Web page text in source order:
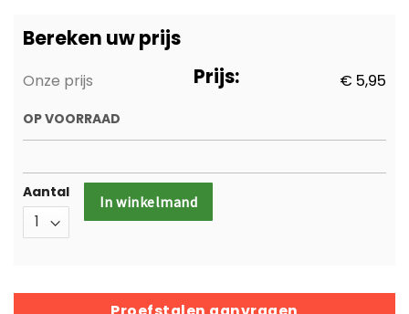
afbeeldingen-
Bereken uw prijs
Onze prijs Prijs: € 5,95
OP VOORRAAD
Aantal
In winkelmand